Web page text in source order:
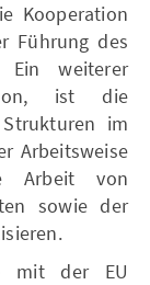
Kooperation
Führung des
Ein weiterer
ist die
im
Arbeitsweise
Arbeit von
sowie der
mit der EU